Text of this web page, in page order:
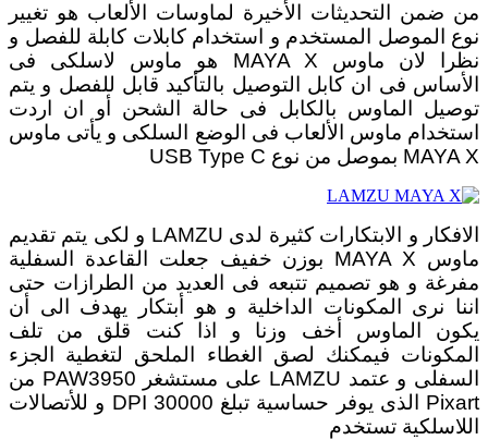
من ضمن التحديثات الأخيرة لماوسات الألعاب هو تغيير
نوع الموصل المستخدم و استخدام كابلات كابلة للفصل و
نظرا لان ماوس MAYA X هو ماوس لاسلكى فى
الأساس فى ان كابل التوصيل بالتأكيد قابل للفصل و يتم
توصيل الماوس بالكابل فى حالة الشحن أو ان اردت
استخدام ماوس الألعاب فى الوضع السلكى و يأتى ماوس
MAYA X بموصل من نوع USB Type C
الافكار و الابتكارات كثيرة لدى LAMZU و لكى يتم تقديم
ماوس MAYA X بوزن خفيف جعلت القاعدة السفلية
مفرغة و هو تصميم تتبعه فى العديد من الطرازات حتى
اننا نرى المكونات الداخلية و هو أبتكار يهدف الى أن
يكون الماوس أخف وزنا و اذا كنت قلق من تلف
المكونات فيمكنك لصق الغطاء الملحق لتغطية الجزء
السفلى و عتمد LAMZU على مستشغر PAW3950 من
Pixart الذى يوفر حساسية تبلغ 30000 DPI و للأتصالات
اللاسلكية تستخدم